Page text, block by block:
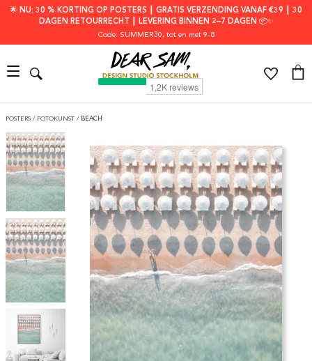
🌟 NU: 30 % KORTING OP POSTERS ┃ GRATIS VERZENDING VANAF €39 ┃ 30
DAGEN RETOURRECHT ┃ LEVERING BINNEN 2–7 DAGEN 📦✨
Code: SUMMER30, tot en met 9-8
POSTERS / FOTOKUNST / BEACH